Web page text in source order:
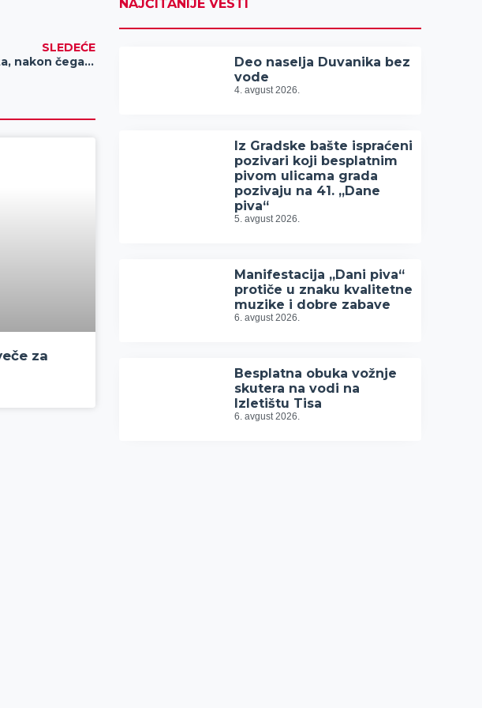
SLEDEĆE
Trudnicu ubio otac njenog deteta, nakon čega se bacio pod automobil
za
NAJČITANIJE VESTI
Deo naselja Duvanika bez
vode
4. avgust 2026.
Iz Gradske bašte ispraćeni
pozivari koji besplatnim
pivom ulicama grada
pozivaju na 41. „Dane
piva“
5. avgust 2026.
Manifestacija „Dani piva“
protiče u znaku kvalitetne
muzike i dobre zabave
6. avgust 2026.
Besplatna obuka vožnje
skutera na vodi na
Izletištu Tisa
6. avgust 2026.